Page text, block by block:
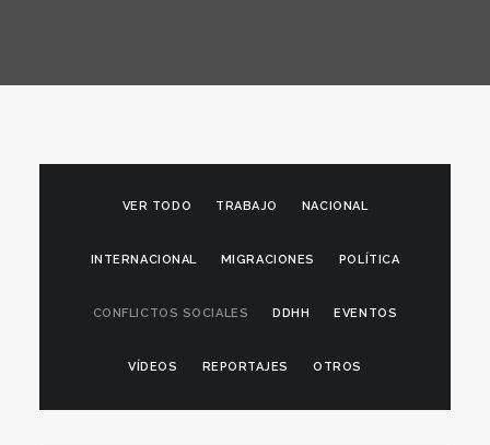
VER TODO TRABAJO NACIONAL
INTERNACIONAL MIGRACIONES POLÍTICA
CONFLICTOS SOCIALES DDHH EVENTOS
VÍDEOS REPORTAJES OTROS